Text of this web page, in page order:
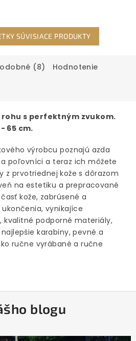
SÚVISIACE PRODUKTY
(8) Hodnotenie
rohu s perfektným zvukom.
65 cm.
výrobcu poznajú azda
poľovníci a teraz ich môžete
z prvotriednej kože s dôrazom
na estetiku a prepracované
kože, zabrúsené a
vynikajíce
kvalitné podporné materiály,
karabiny, pevné a
ručne vyrábané a ručne
blogu